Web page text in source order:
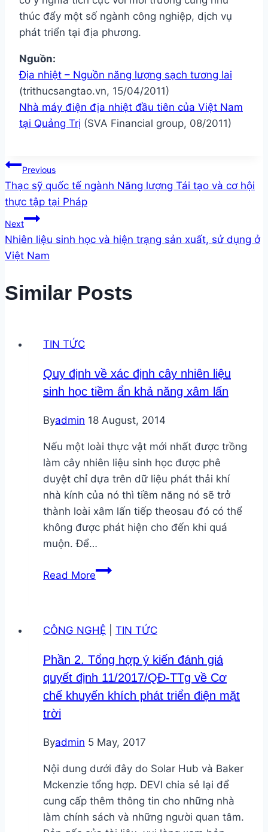
thúc đẩy một số ngành công nghiệp, dịch vụ
phát triển tại địa phương.
Nguồn:
Địa nhiệt – Nguồn năng lượng sạch tương lai
(trithucsangtao.vn, 15/04/2011)
Nhà máy điện địa nhiệt đầu tiên của Việt Nam
tại Quảng Trị (SVA Financial group, 08/2011)
Post
navigation
Previous
Thạc sỹ quốc tế ngành Năng lượng Tái tạo và cơ hội
thực tập tại Pháp
Next
Nhiên liệu sinh học và hiện trạng sản xuất, sử dụng ở
Việt Nam
Similar Posts
TIN TỨC
Quy định về xác định cây nhiên liệu
sinh học tiềm ẩn khả năng xâm lấn
Byadmin 18 August, 2014
Nếu một loài thực vật mới nhất được trồng
làm cây nhiên liệu sinh học được phê
duyệt chỉ dựa trên dữ liệu phát thải khí
nhà kính của nó thì tiềm năng nó sẽ trở
thành loài xâm lấn tiếp theosau đó có thể
không được phát hiện cho đến khi quá
muộn. Để…
Read MoreQuy
định
nhiên
liệu
sinh
ẩn
khả
năng
xâm
lấn
CÔNG NGHỆ TIN TỨC
Phần 2. Tổng hợp ý kiến đánh giá
quyết định 11/2017/QĐ-TTg về Cơ
chế khuyến khích phát triển điện mặt
trời
Byadmin 5 May, 2017
Nội dung dưới đây do Solar Hub và Baker
Mckenzie tổng hợp. DEVI chia sẻ lại để
cung cấp thêm thông tin cho những nhà
làm chính sách và những người quan tâm.